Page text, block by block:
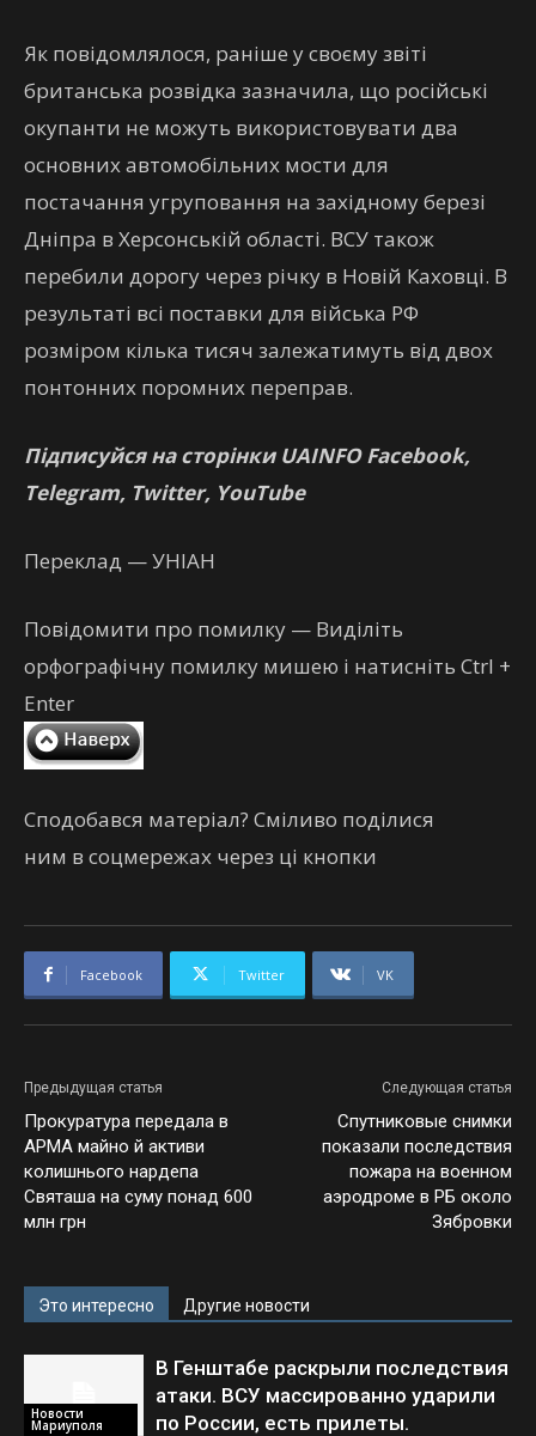
Як повідомлялося, раніше у своєму звіті
британська розвідка зазначила, що російські
окупанти не можуть використовувати два
основних автомобільних мости для
постачання угруповання на західному березі
Дніпра в Херсонській області. ВСУ також
перебили дорогу через річку в Новій Каховці. В
результаті всі поставки для війська РФ
розміром кілька тисяч залежатимуть від двох
понтонних поромних переправ.
Підписуйся на сторінки UAINFO Facebook,
Telegram, Twitter, YouTube
Переклад — УНІАН
Повідомити про помилку — Виділіть
орфографічну помилку мишею і натисніть Ctrl +
Enter
Сподобався матеріал? Сміливо поділися
ним в соцмережах через ці кнопки
Facebook Twitter VK
Предыдущая статья
Прокуратура передала в
АРМА майно й активи
колишнього нардепа
Святаша на суму понад 600
млн грн
Следующая статья
Спутниковые снимки
показали последствия
пожара на военном
аэродроме в РБ около
Зябровки
Это интересно Другие новости
Новости
Мариуполя
В Генштабе раскрыли последствия
атаки. ВСУ массированно ударили
по России, есть прилеты.